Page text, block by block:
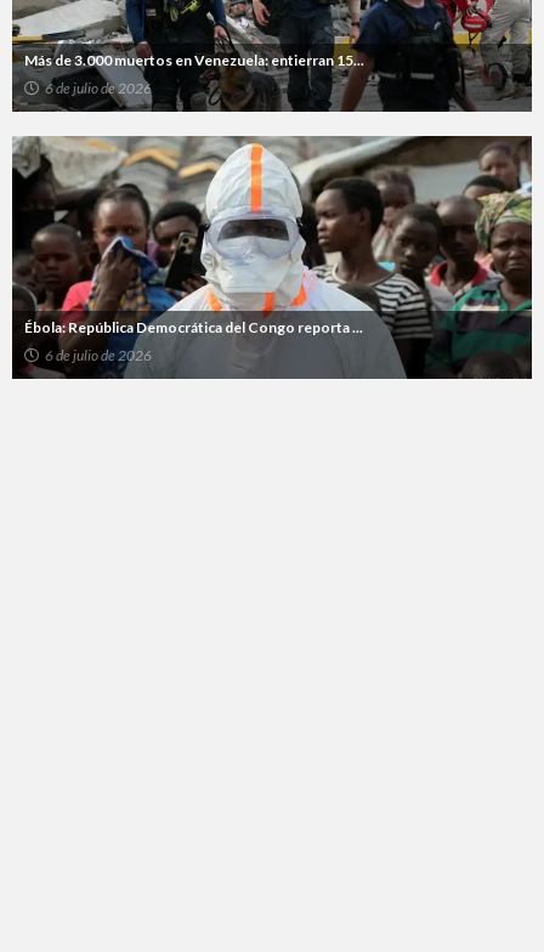
Más de 3.000 muertos en Venezuela: entierran 15...
6 de julio de 2026
Ébola: República Democrática del Congo reporta ...
6 de julio de 2026